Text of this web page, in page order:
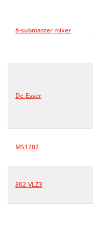
8-submaster mixer
De-Esser
MS1202
802-VLZ3